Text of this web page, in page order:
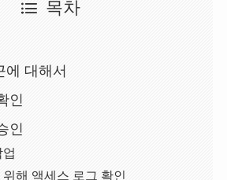
목차
에 대해서
인
인
위해 액세스 로그 확인